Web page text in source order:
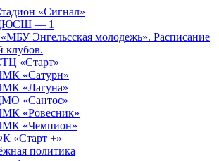
«Сигнал»
— 1
Энгельсская молодежь». Расписание
клубов.
«Старт»
«Сатурн»
«Лагуна»
«Сантос»
«Ровесник»
«Чемпион»
«Старт +»
политика